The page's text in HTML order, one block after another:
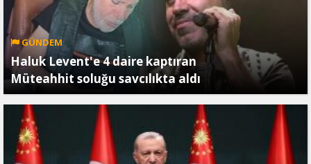
GÜNDEM
Haluk Levent'e 4 daire kaptıran
Müteahhit soluğu savcılıkta aldı